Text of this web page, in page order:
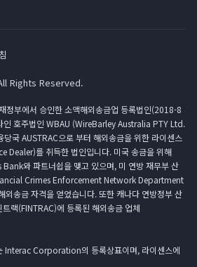
Rights Reserved.
정부에서 승인한 소액해외송금업 등록법인(2018-8
인 호주법인 WBAU (WireBarley Australia PTY Ltd.
국 AUSTRAC으로 부터 해외송금을 위한 라이센스
를 취득한 법인입니다. 미국 송금을 위해
와 파트너쉽을 맺고 있으며, 미 연방 재무부 산
Crimes Enforcement Network Department
외송금 자격을 얻었습니다. 또한 캐나다 연방정부 산
랙(FINTRAC)에 등록된 해외송금 업체
Interac Corporation의 등록상표이며, 라이센스에